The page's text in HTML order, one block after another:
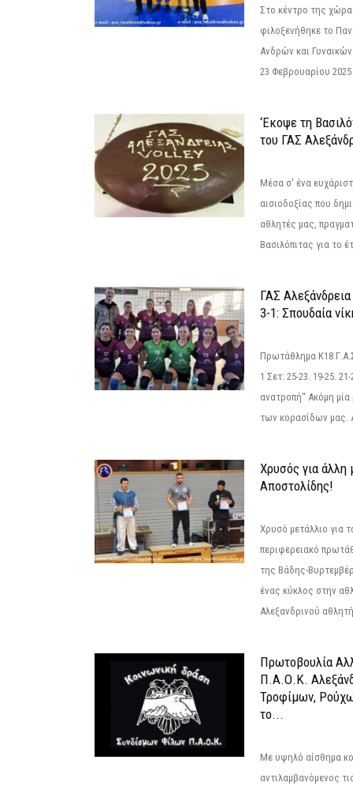
Στο κέντρο της
φιλοξενήθηκε το
Ανδρών και
23 Φεβρουαρίου
‘Εκοψε τη
του ΓΑΣ
Μέσα σ' ένα
αισιοδοξίας που
αθλητές μας,
Βασιλόπιτας για το
ΓΑΣ
3-1: Σπουδαία
Πρωτάθλημα Κ18
1 Σετ: 25-23. 19-25.
ανατροπή" Ακόμη μία
των κορασίδων μας.
Χρυσός για άλλη
Αποστολίδης!
Χρυσό μετάλλιο για
περιφερειακό
της Βάδης-
ένας κύκλος στην
Αλεξανδρινού
Πρωτοβουλία
Π.Α.Ο.Κ.
Τροφίμων,
το...
Με υψηλό αίσθημα
αντιλαμβανόμενος